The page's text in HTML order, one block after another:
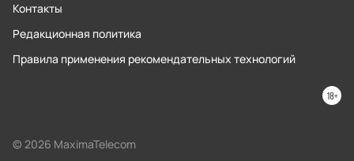
Контакты
Редакционная политика
Правила применения рекомендательных технологий
© 2026 MaximaTelecom